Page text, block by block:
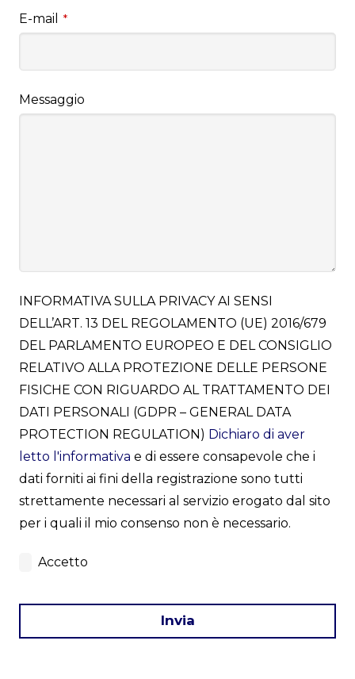
E-mail *
Messaggio
INFORMATIVA SULLA PRIVACY AI SENSI
DELL’ART. 13 DEL REGOLAMENTO (UE) 2016/679
DEL PARLAMENTO EUROPEO E DEL CONSIGLIO
RELATIVO ALLA PROTEZIONE DELLE PERSONE
FISICHE CON RIGUARDO AL TRATTAMENTO DEI
DATI PERSONALI (GDPR – GENERAL DATA
PROTECTION REGULATION) Dichiaro di aver
letto l'informativa e di essere consapevole che i
dati forniti ai fini della registrazione sono tutti
strettamente necessari al servizio erogato dal sito
per i quali il mio consenso non è necessario.
Accetto
Invia